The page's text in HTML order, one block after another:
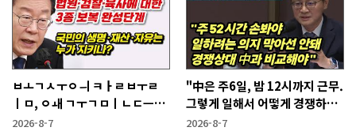
ㅂㅗㄱㅅㅜㅇㅢ ㅋㅏㄹㅂㅜㄹ
ㅣㅁ, ㅇㅙ ㄱㅜㄱㅁㅣㄴㄷㅡㄹ
ㅇㅣ ㄷㅏㅇㅎㅐㅇㅑ ㅎㅏㄴㅏ?
2026-8-7
"中은 주6일, 밤 12시까지 근무.
그렇게 일해서 어떻게 경쟁하냐
반문하더라"
2026-8-7